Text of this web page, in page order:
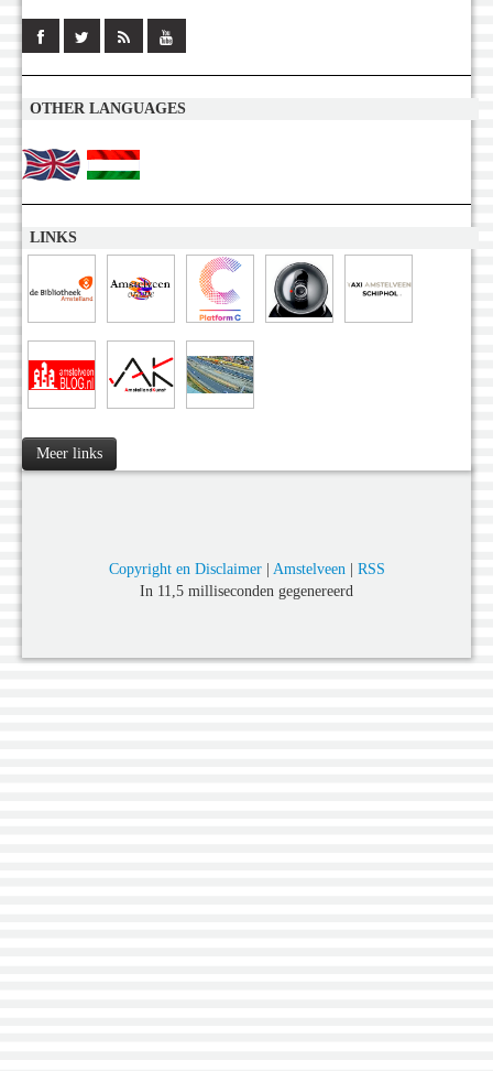
OTHER LANGUAGES
LINKS
Meer links
Copyright en Disclaimer| Amstelveen| RSS
In 11,5 milliseconden gegenereerd